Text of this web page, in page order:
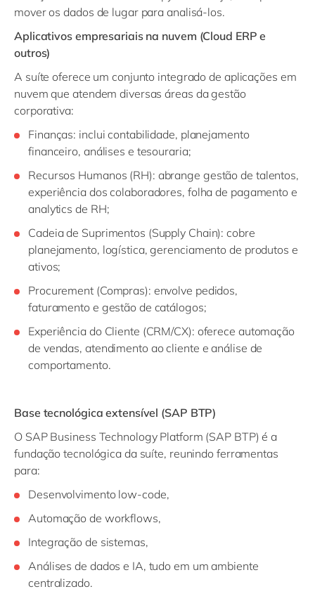
mover os dados de lugar para analisá-los.
Aplicativos empresariais na nuvem (Cloud ERP e
outros)
A suíte oferece um conjunto integrado de aplicações em
nuvem que atendem diversas áreas da gestão
corporativa:
Finanças: inclui contabilidade, planejamento
financeiro, análises e tesouraria;
Recursos Humanos (RH): abrange gestão de talentos,
experiência dos colaboradores, folha de pagamento e
analytics de RH;
Cadeia de Suprimentos (Supply Chain): cobre
planejamento, logística, gerenciamento de produtos e
ativos;
Procurement (Compras): envolve pedidos,
faturamento e gestão de catálogos;
Experiência do Cliente (CRM/CX): oferece automação
de vendas, atendimento ao cliente e análise de
comportamento.
Base tecnológica extensível (SAP BTP)
O SAP Business Technology Platform (SAP BTP) é a
fundação tecnológica da suíte, reunindo ferramentas
para:
Desenvolvimento low-code,
Automação de workflows,
Integração de sistemas,
Análises de dados e IA, tudo em um ambiente
centralizado.